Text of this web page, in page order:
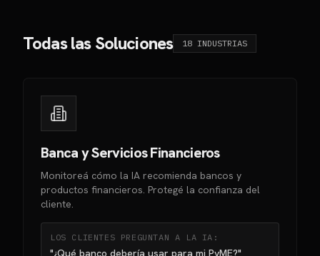
Todas las Soluciones 18 INDUSTRIAS
Banca y Servicios Financieros
Monitoreá cómo la IA recomienda bancos y
productos financieros. Protegé la confianza del
cliente.
LOS CLIENTES PREGUNTAN A LA IA:
"¿Qué banco debería usar para mi PyME?"